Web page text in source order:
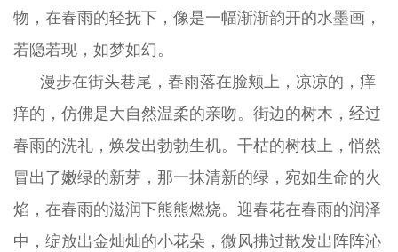
物，在春雨的轻抚下，像是一幅渐渐韵开的水墨画，
若隐若现，如梦如幻。
漫步在街头巷尾，春雨落在脸颊上，凉凉的，痒
痒的，仿佛是大自然温柔的亲吻。街边的树木，经过
春雨的洗礼，焕发出勃勃生机。干枯的树枝上，悄然
冒出了嫩绿的新芽，那一抹清新的绿，宛如生命的火
焰，在春雨的滋润下熊熊燃烧。迎春花在春雨的润泽
中，绽放出金灿灿的小花朵，微风拂过散发出阵阵沁